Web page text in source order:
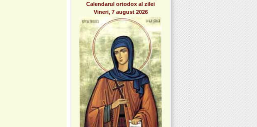
Calendarul ortodox al zilei
Vineri, 7 august 2026